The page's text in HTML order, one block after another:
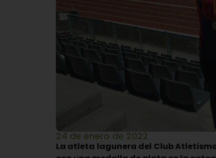
24 de enero de 2022
La atleta lagunera del Club